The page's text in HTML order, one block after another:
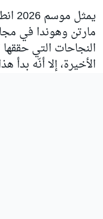
مارتن وهوندا في
النجاحات التي
الأخيرة، إلا أنّه